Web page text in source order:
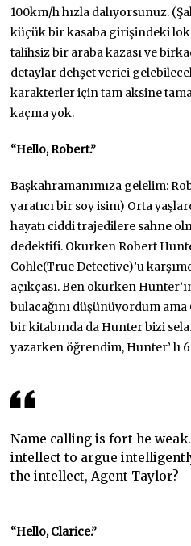
100km/h hızla dalıyorsunuz.
küçük bir kasaba girişindeki
talihsiz bir araba kazası ve
detaylar dehşet verici
karakterler için tam aksine
kaçma yok.
“Hello, Robert.”
Başkahramanımıza gelelim:
yaratıcı bir soy isim) Orta
hayatı ciddi trajedilere sahne
dedektifi. Okurken Robert
Cohle(True Detective)’u
açıkçası. Ben okurken
bulacağını düşünüyordum ama
bir kitabında da Hunter bizi
yazarken öğrendim, Hunter’ lı
Name calling is fort he
intellect to argue
the intellect, Agent Taylor?
“Hello, Clarice.”